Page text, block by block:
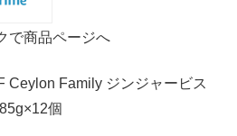
で商品ページへ
Ceylon Family ジンジャービス
個